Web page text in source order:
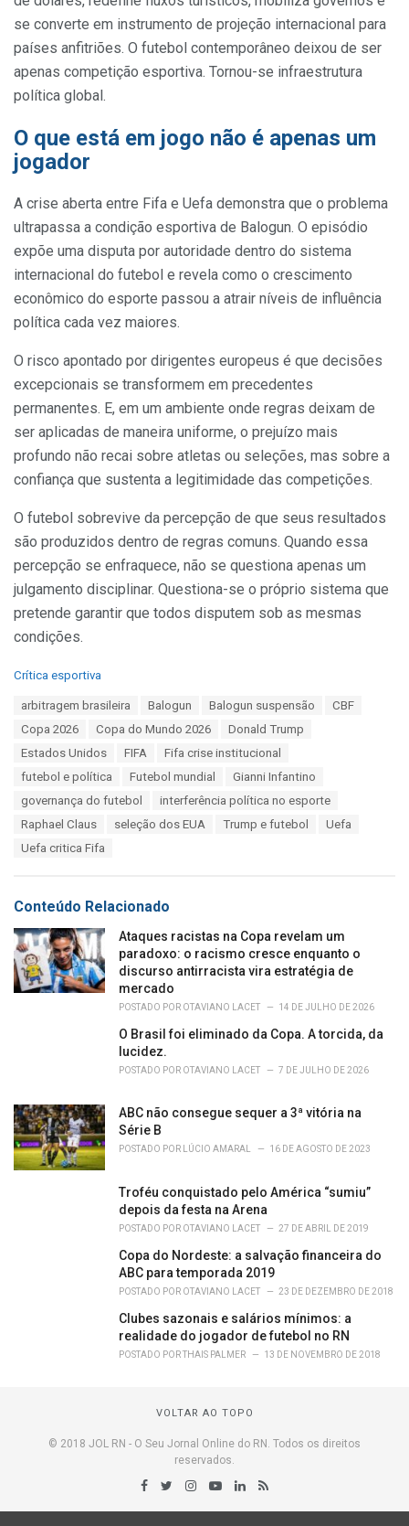
se converte em instrumento de projeção internacional para
países anfitriões. O futebol contemporâneo deixou de ser
apenas competição esportiva. Tornou-se infraestrutura
política global.
O que está em jogo não é apenas um
jogador
A crise aberta entre Fifa e Uefa demonstra que o problema
ultrapassa a condição esportiva de Balogun. O episódio
expõe uma disputa por autoridade dentro do sistema
internacional do futebol e revela como o crescimento
econômico do esporte passou a atrair níveis de influência
política cada vez maiores.
O risco apontado por dirigentes europeus é que decisões
excepcionais se transformem em precedentes
permanentes. E, em um ambiente onde regras deixam de
ser aplicadas de maneira uniforme, o prejuízo mais
profundo não recai sobre atletas ou seleções, mas sobre a
confiança que sustenta a legitimidade das competições.
O futebol sobrevive da percepção de que seus resultados
são produzidos dentro de regras comuns. Quando essa
percepção se enfraquece, não se questiona apenas um
julgamento disciplinar. Questiona-se o próprio sistema que
pretende garantir que todos disputem sob as mesmas
condições.
C
Crítica esportiva
arbitragem brasileira Balogun Balogun suspensão
CBF
Copa 2026
Copa do Mundo 2026
Donald Trump
Estados Unidos
FIFA
Fifa crise institucional
futebol e política
Futebol mundial
Gianni Infantino
governança do futebol
interferência política no esporte
Raphael Claus
seleção dos EUA Trump e futebol
Uefa
Uefa critica Fifa
Conteúdo Relacionado
Ataques racistas na Copa revelam um
paradoxo: o racismo cresce enquanto o
discurso antirracista vira estratégia de
mercado
POSTADO POR OTAVIANO LACET 14 DE JULHO DE 2026
O Brasil foi eliminado da Copa. A torcida, da
lucidez.
POSTADO POR OTAVIANO LACET 7 DE JULHO DE 2026
ABC não consegue sequer a 3ª vitória na
Série B
POSTADO POR LÚCIO AMARAL 16 DE AGOSTO DE 2023
Troféu conquistado pelo América “sumiu”
depois da festa na Arena
POSTADO POR OTAVIANO LACET 27 DE ABRIL DE 2019
Copa do Nordeste: a salvação financeira do
ABC para temporada 2019
POSTADO POR OTAVIANO LACET 23 DE DEZEMBRO DE 2018
Clubes sazonais e salários mínimos: a
realidade do jogador de futebol no RN
POSTADO PORTHAIS PALMER 13 DE NOVEMBRO DE 2018
VOLTAR AO TOPO
© 2018 JOL RN - O Seu Jornal Online do RN. Todos os direitos
reservados.